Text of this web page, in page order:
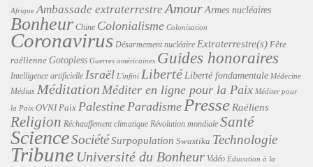
Afrique Ambassade extraterrestre Amour Armes nucléaires
Bonheur Chine Colonialisme Colonisation
Coronavirus Désarmement nucléaire Extraterrestre(s) Fête
raélienne Gotopless Guerres américaines Guides honoraires
Intelligence artificielle Israël L'infini Liberté Liberté fondamentale Médecine
Médias Méditation Méditer en ligne pour la Paix Méditer pour
la Paix OVNI Paix PalestineParadisme Presse Raéliens
Religion Réchauffement climatique Révolution mondiale Santé
ScienceSociétéSurpopulation Swastika Technologie
Tribune Université du Bonheur Vidéo Éducation à la